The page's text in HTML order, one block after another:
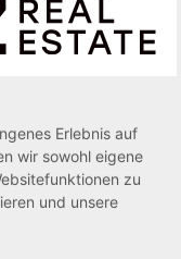
möchten oder Fragen
jederzeit zur Verfügung,
Sie uns unter den
uns darauf, von Ihnen zu
Erlebnis auf
wir sowohl eigene
zu
und unsere